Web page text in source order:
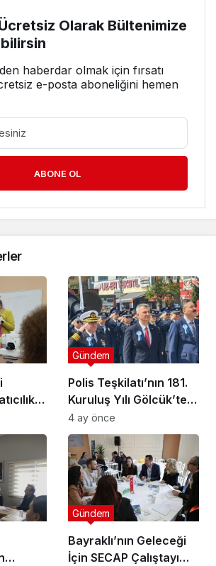
Olarak Bültenimize
haberdar olmak için fırsatı
e-posta aboneliğini hemen
ABONE OL
Polis Teşkilatı’nın 181.
Kuruluş Yılı Gölcük’te
Törenle Kutlandı
Gündem
4 ay önce
Bayraklı’nın Geleceği
İçin SECAP Çalıştayı
Gündem